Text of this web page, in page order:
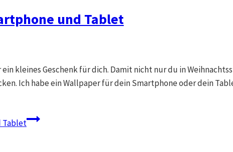
und Tablet
kleines Geschenk für dich. Damit nicht nur du in
Ich habe ein Wallpaper für dein Smartphone oder dein
Tablet